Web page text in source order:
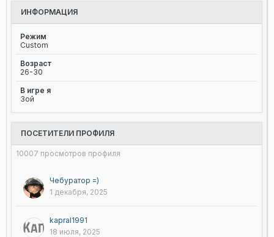
ИНФОРМАЦИЯ
Режим
Custom
Возраст
26-30
В игре я
Зой
ПОСЕТИТЕЛИ ПРОФИЛЯ
10007 просмотров профиля
Чебуратор =)
1 декабря, 2025
kapral1991
18 июля, 2025